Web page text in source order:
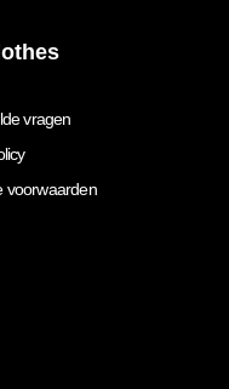
vragen
voorwaarden